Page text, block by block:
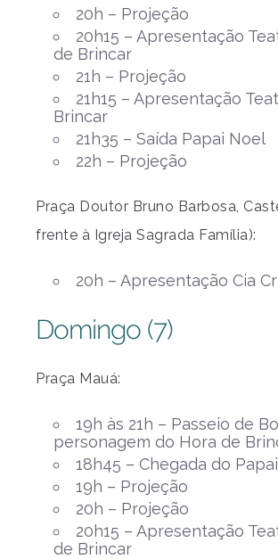
20h – Projeção
20h15 – Apresentação
de Brincar
21h – Projeção
21h15 – Apresentação
Brincar
21h35 – Saída Papai Noel
22h – Projeção
Praça Doutor Bruno Barbosa,
frente à Igreja Sagrada Família):
20h – Apresentação Cia
Domingo (7)
Praça Mauá:
19h às 21h – Passeio de
personagem do Hora de
18h45 – Chegada do
19h – Projeção
20h – Projeção
20h15 – Apresentação
de Brincar